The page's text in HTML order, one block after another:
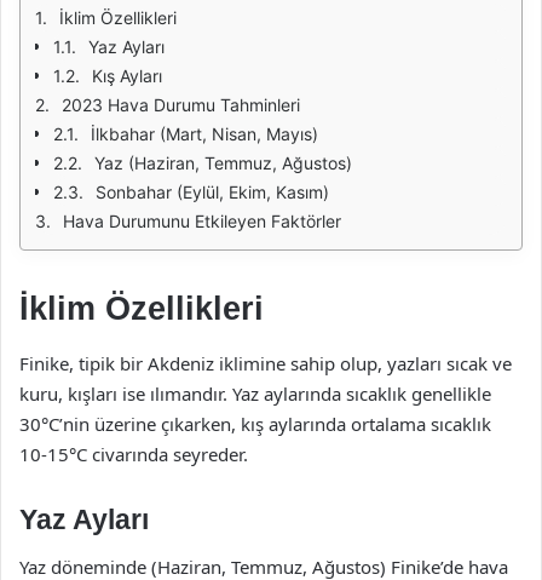
İklim Özellikleri
Yaz Ayları
Kış Ayları
2023 Hava Durumu Tahminleri
İlkbahar (Mart, Nisan, Mayıs)
Yaz (Haziran, Temmuz, Ağustos)
Sonbahar (Eylül, Ekim, Kasım)
Hava Durumunu Etkileyen Faktörler
İklim Özellikleri
Finike, tipik bir Akdeniz iklimine sahip olup, yazları sıcak ve
kuru, kışları ise ılımandır. Yaz aylarında sıcaklık genellikle
30°C’nin üzerine çıkarken, kış aylarında ortalama sıcaklık
10-15°C civarında seyreder.
Yaz Ayları
Yaz döneminde (Haziran, Temmuz, Ağustos) Finike’de hava